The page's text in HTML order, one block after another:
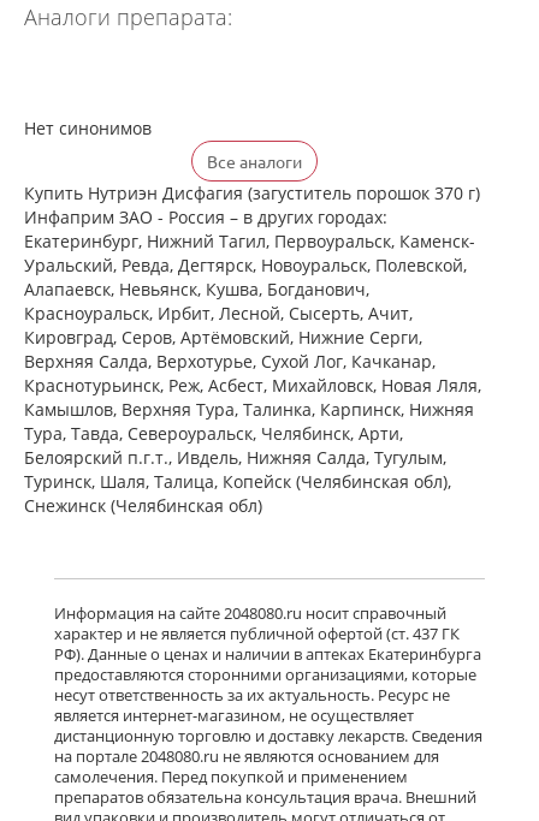
Аналоги препарата:
Нет синонимов
Все аналоги
Купить Нутриэн Дисфагия (загуститель порошок 370 г)
Инфаприм ЗАО - Россия – в других городах:
Екатеринбург, Нижний Тагил, Первоуральск, Каменск-
Уральский, Ревда, Дегтярск, Новоуральск, Полевской,
Алапаевск, Невьянск, Кушва, Богданович,
Красноуральск, Ирбит, Лесной, Сысерть, Ачит,
Кировград, Серов, Артёмовский, Нижние Cерги,
Верхняя Салда, Верхотурье, Сухой Лог, Качканар,
Краснотурьинск, Реж, Асбест, Михайловск, Новая Ляля,
Камышлов, Верхняя Тура, Талинка, Карпинск, Нижняя
Тура, Тавда, Североуральск, Челябинск, Арти,
Белоярский п.г.т., Ивдель, Нижняя Салда, Тугулым,
Туринск, Шаля, Талица, Копейск (Челябинская обл),
Снежинск (Челябинская обл)
Информация на сайте 2048080.ru носит справочный
характер и не является публичной офертой (ст. 437 ГК
РФ). Данные о ценах и наличии в аптеках Екатеринбурга
предоставляются сторонними организациями, которые
несут ответственность за их актуальность. Ресурс не
является интернет-магазином, не осуществляет
дистанционную торговлю и доставку лекарств. Сведения
на портале 2048080.ru не являются основанием для
самолечения. Перед покупкой и применением
препаратов обязательна консультация врача. Внешний